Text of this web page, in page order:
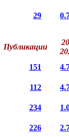
29
Публикации
151
112
234
226